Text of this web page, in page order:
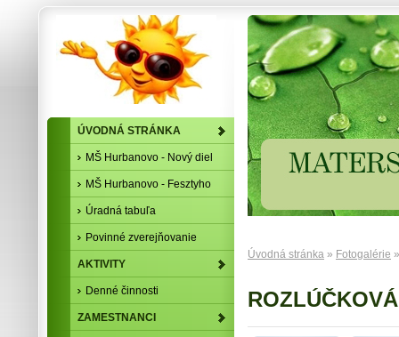
Úvodná stránka » Fotogalérie
ÚVODNÁ STRÁNKA
MŠ Hurbanovo - Nový diel
MŠ Hurbanovo - Fesztyho
Úradná tabuľa
Povinné zverejňovanie
AKTIVITY
Denné činnosti
ZAMESTNANCI